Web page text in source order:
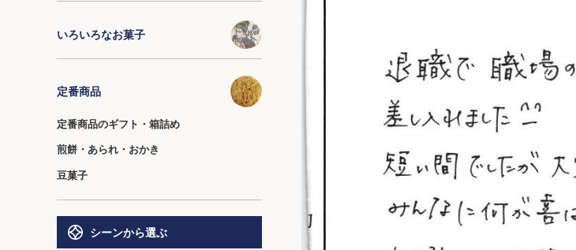
いろいろなお菓子
定番商品
定番商品のギフト・箱詰め
煎餅・あられ・おかき
豆菓子
シーンから選ぶ